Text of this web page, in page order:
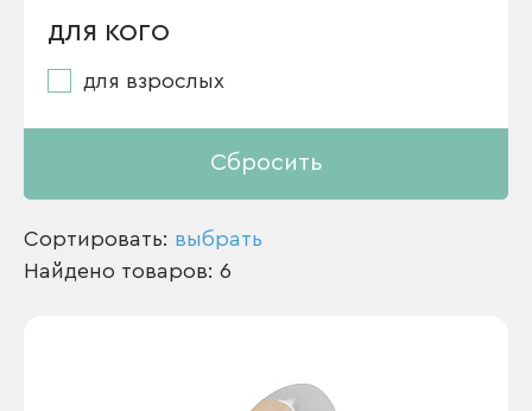
ДЛЯ КОГО
для взрослых
Сбросить
Найдено товаров: 6
Сортировать: выбрать